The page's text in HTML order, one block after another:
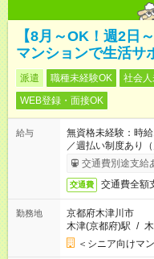
【8月～OK！週2日
マンションで生活サ
派遣 職種未経験OK 社会
WEB登録・面接OK
給与
無資格未経験：時
／週払い制度あり
了次第のお支払いと
交通費別途支給
交通費 交通費全額
勤務地
京都府木津川市
木津(京都府)駅 /
＜シニア向けマ